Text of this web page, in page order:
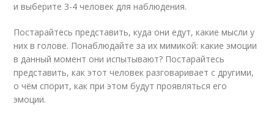
и выберите 3-4 человек для наблюдения.
Постарайтесь представить, куда они едут, какие мысли у
них в голове. Понаблюдайте за их мимикой: какие эмоции
в данный момент они испытывают? Постарайтесь
представить, как этот человек разговаривает с другими,
о чём спорит, как при этом будут проявляться его
эмоции.